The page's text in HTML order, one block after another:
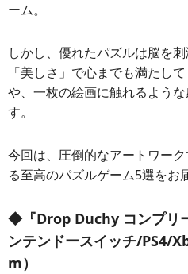
ーム。
しかし、優れたパズルは脳を
「美しさ」で心までも満たし
や、一枚の絵画に触れるよう
す。
今回は、圧倒的なアートワー
る至高のパズルゲーム5選をお
◆『Drop Duchy コンプリ
ンテンドースイッチ/PS4/
m）